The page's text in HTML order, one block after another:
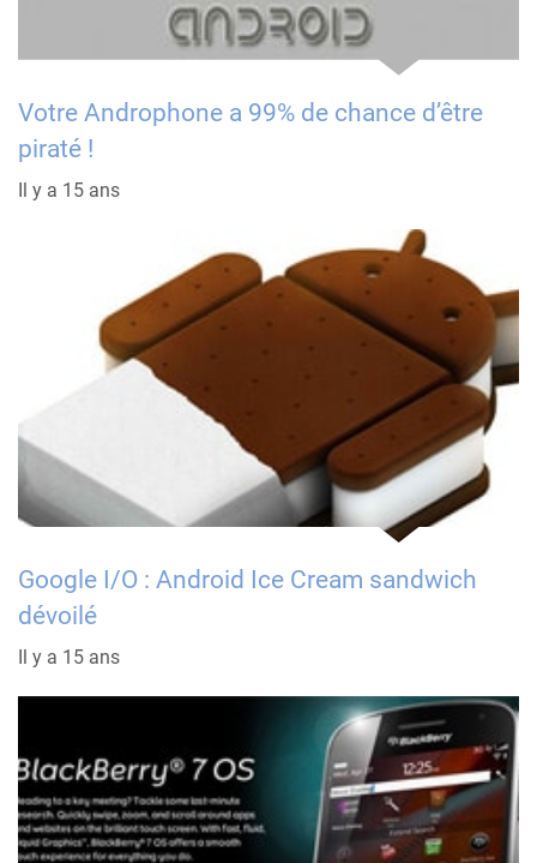
Votre Androphone a 99% de chance d’être
piraté !
Il y a 15 ans
Google I/O : Android Ice Cream sandwich
dévoilé
Il y a 15 ans